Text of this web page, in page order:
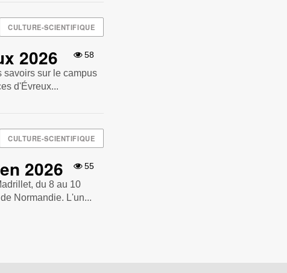
CULTURE-SCIENTIFIQUE
58
2026
savoirs sur le campus
d'Évreux...
CULTURE-SCIENTIFIQUE
55
2026
du 8 au 10
Normandie. L'un...